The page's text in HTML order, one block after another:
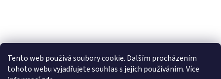
Tento web používá soubory cookie. Dalším procházením
tohoto webu vyjadřujete souhlas s jejich používáním. Více